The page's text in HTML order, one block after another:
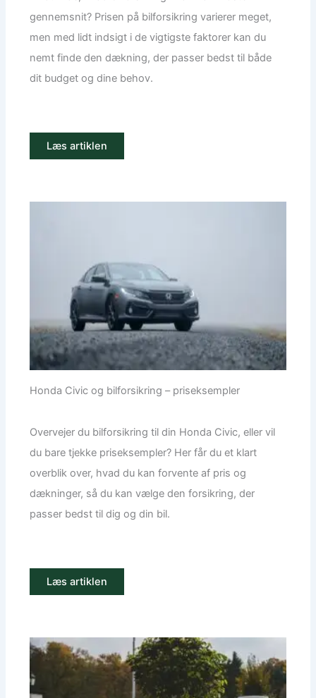
gennemsnit? Prisen på bilforsikring varierer meget,
men med lidt indsigt i de vigtigste faktorer kan du
nemt finde den dækning, der passer bedst til både
dit budget og dine behov.
Læs artiklen
Honda Civic og bilforsikring – priseksempler
Overvejer du bilforsikring til din Honda Civic, eller vil
du bare tjekke priseksempler? Her får du et klart
overblik over, hvad du kan forvente af pris og
dækninger, så du kan vælge den forsikring, der
passer bedst til dig og din bil.
Læs artiklen